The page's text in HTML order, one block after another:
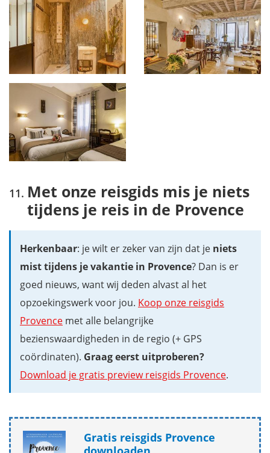
Met onze reisgids mis je niets
tijdens je reis in de Provence
Herkenbaar: je wilt er zeker van zijn dat je niets
mist tijdens je vakantie in Provence? Dan is er
goed nieuws, want wij deden alvast al het
opzoekingswerk voor jou. Koop onze reisgids
Provence met alle belangrijke
bezienswaardigheden in de regio (+ GPS
coördinaten). Graag eerst uitproberen?
Download je gratis preview reisgids Provence.
Gratis reisgids Provence